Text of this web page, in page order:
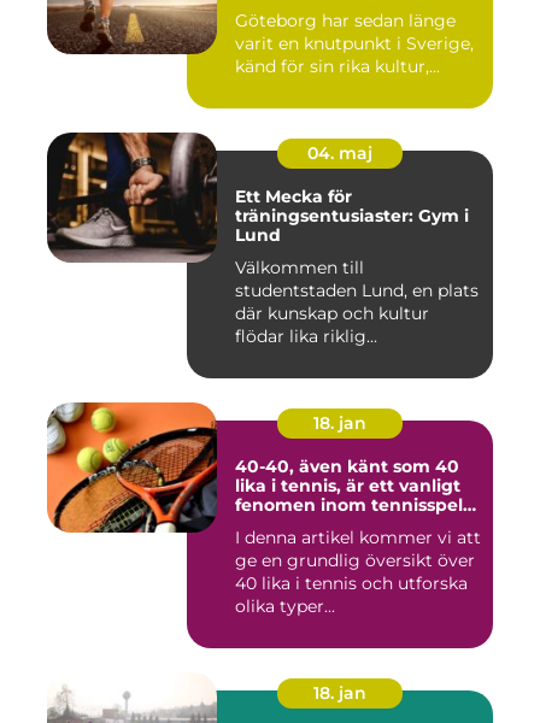
Göteborg har sedan länge
varit en knutpunkt i Sverige,
känd för sin rika kultur,...
04. maj
Ett Mecka för
träningsentusiaster: Gym i
Lund
Välkommen till
studentstaden Lund, en plats
där kunskap och kultur
flödar lika riklig...
18. jan
40-40, även känt som 40
lika i tennis, är ett vanligt
fenomen inom tennisspelet
spännande och
frustrerande för spelare
och fans
I denna artikel kommer vi att
ge en grundlig översikt över
40 lika i tennis och utforska
olika typer...
18. jan